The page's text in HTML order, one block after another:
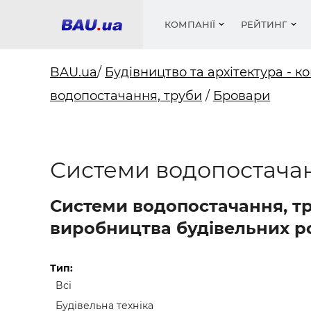
КОМПАНІЇ
Фарби,
РЕЙТИНГ
Фарби,
BAU.ua/ Будівництво та архітектура -
водопостачання, труби / Бровари
Системи
Системи водопостачання,
виробництва будівельних
Тип:
Всі
Будівельна техніка